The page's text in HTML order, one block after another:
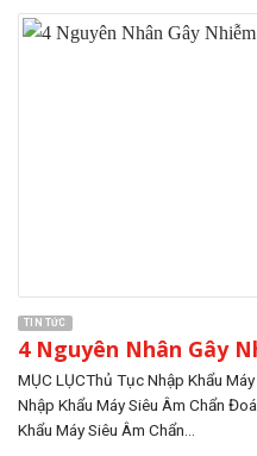
TIN TỨC
4 Nguyên Nhân Gây
MỤC LỤCThủ Tục Nhập Khẩu
Nhập Khẩu Máy Siêu Âm Chẩn
Khẩu Máy Siêu Âm Chẩn...